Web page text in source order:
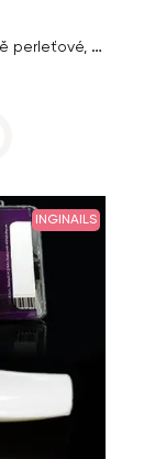
Jednorázové 3D tipy průsvitné jemně perleťové, 24ks
INGINAILS